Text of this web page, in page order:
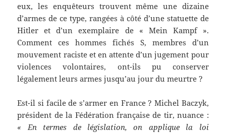
eux, les enquêteurs trouvent même une dizaine
d’armes de ce type, rangées à côté d’une statuette de
Hitler et d’un exemplaire de « Mein Kampf ».
Comment ces hommes fichés S, membres d’un
mouvement raciste et en attente d’un jugement pour
violences volontaires, ont-ils pu conserver
légalement leurs armes jusqu’au jour du meurtre ?
Est-il si facile de s’armer en France ? Michel Baczyk,
président de la Fédération française de tir, nuance :
« En termes de législation, on applique la loi